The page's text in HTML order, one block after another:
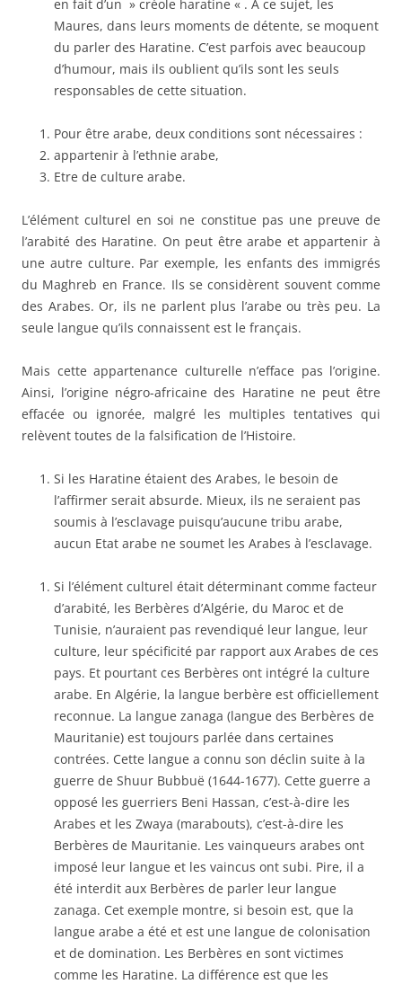
en fait d’un » créole haratine « . A ce sujet, les
Maures, dans leurs moments de détente, se moquent
du parler des Haratine. C’est parfois avec beaucoup
d’humour, mais ils oublient qu’ils sont les seuls
responsables de cette situation.
Pour être arabe, deux conditions sont nécessaires :
appartenir à l’ethnie arabe,
Etre de culture arabe.
L’élément culturel en soi ne constitue pas une preuve de
l’arabité des Haratine. On peut être arabe et appartenir à
une autre culture. Par exemple, les enfants des immigrés
du Maghreb en France. Ils se considèrent souvent comme
des Arabes. Or, ils ne parlent plus l’arabe ou très peu. La
seule langue qu’ils connaissent est le français.
Mais cette appartenance culturelle n’efface pas l’origine.
Ainsi, l’origine négro-africaine des Haratine ne peut être
effacée ou ignorée, malgré les multiples tentatives qui
relèvent toutes de la falsification de l’Histoire.
Si les Haratine étaient des Arabes, le besoin de
l’affirmer serait absurde. Mieux, ils ne seraient pas
soumis à l’esclavage puisqu’aucune tribu arabe,
aucun Etat arabe ne soumet les Arabes à l’esclavage.
Si l’élément culturel était déterminant comme facteur
d’arabité, les Berbères d’Algérie, du Maroc et de
Tunisie, n’auraient pas revendiqué leur langue, leur
culture, leur spécificité par rapport aux Arabes de ces
pays. Et pourtant ces Berbères ont intégré la culture
arabe. En Algérie, la langue berbère est officiellement
reconnue. La langue zanaga (langue des Berbères de
Mauritanie) est toujours parlée dans certaines
contrées. Cette langue a connu son déclin suite à la
guerre de Shuur Bubbuë (1644-1677). Cette guerre a
opposé les guerriers Beni Hassan, c’est-à-dire les
Arabes et les Zwaya (marabouts), c’est-à-dire les
Berbères de Mauritanie. Les vainqueurs arabes ont
imposé leur langue et les vaincus ont subi. Pire, il a
été interdit aux Berbères de parler leur langue
zanaga. Cet exemple montre, si besoin est, que la
langue arabe a été et est une langue de colonisation
et de domination. Les Berbères en sont victimes
comme les Haratine. La différence est que les